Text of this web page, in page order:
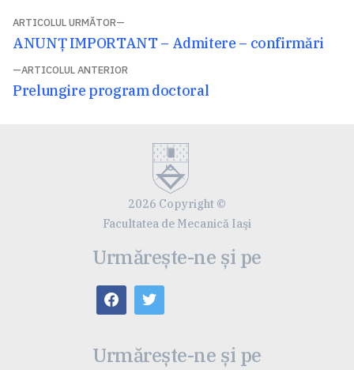
Navigare
în
articole
ARTICOLUL ANTERIOR
Articolul
Prelungire program doctoral
ARTICOLUL URMĂTOR
Articolul
ANUNŢ IMPORTANT – Admitere – confirmări
2026 Copyright ©
Facultatea de Mecanică Iaşi
Urmărește-ne și pe
Urmărește-ne și pe